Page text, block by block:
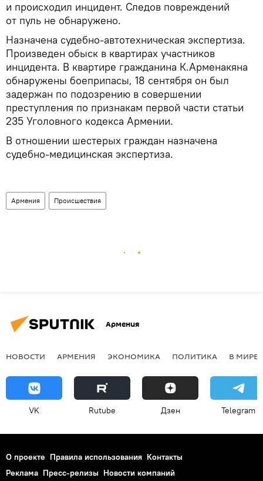
и происходил инцидент. Следов повреждений
от пуль не обнаружено.
Назначена судебно-автотехническая экспертиза.
Произведен обыск в квартирах участников
инцидента. В квартире гражданина К.Арменакяна
обнаружены боеприпасы, 18 сентября он был
задержан по подозрению в совершении
преступления по признакам первой части статьи
235 Уголовного кодекса Армении.
В отношении шестерых граждан назначена
судебно-медицинская экспертиза.
Армения Происшествия
Армения
НОВОСТИ АРМЕНИЯ ЭКОНОМИКА ПОЛИТИКА В МИРЕ
VK Rutube Дзен Telegram
О проекте Правила использования Контакты
Реклама Пресс-релизы Новости компаний